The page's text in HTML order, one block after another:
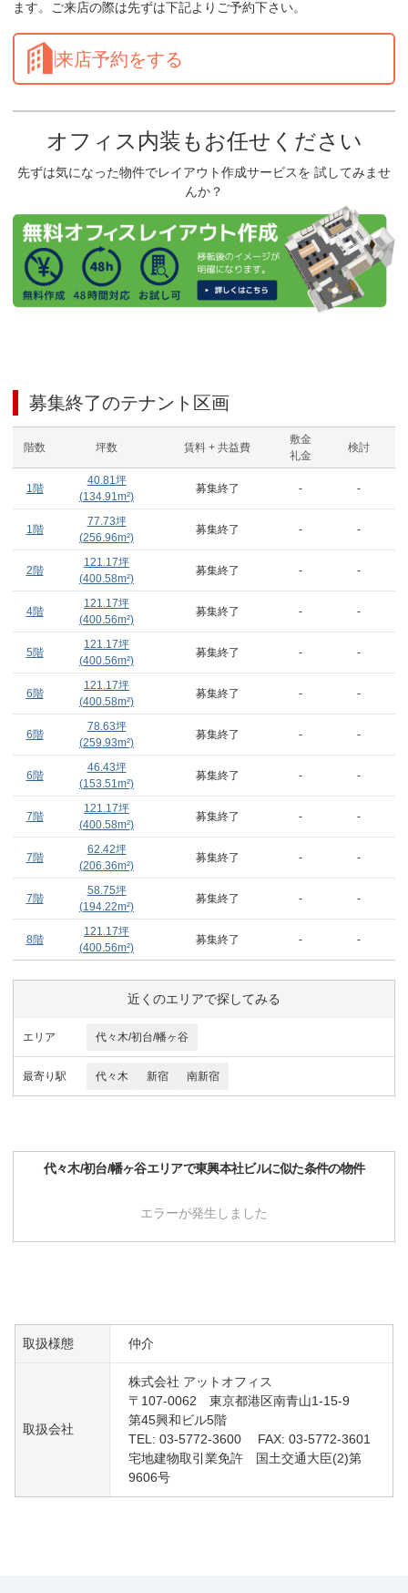
ます。ご来店の際は先ずは下記よりご予約下さい。
来店予約をする
オフィス内装もお任せください
先ずは気になった物件でレイアウト作成サービスを 試してみませ
んか？
募集終了のテナント区画
階数 坪数 賃料 + 共益費
敷金
礼金
検討
1階
40.81坪
(134.91m²)
募集終了 - -
1階
77.73坪
(256.96m²)
募集終了 - -
2階
121.17坪
(400.58m²)
募集終了 - -
4階
121.17坪
(400.56m²)
募集終了 - -
5階
121.17坪
(400.56m²)
募集終了 - -
6階
121.17坪
(400.58m²)
募集終了 - -
6階
78.63坪
(259.93m²)
募集終了 - -
6階
46.43坪
(153.51m²)
募集終了 - -
7階
121.17坪
(400.58m²)
募集終了 - -
7階
62.42坪
(206.36m²)
募集終了 - -
7階
58.75坪
(194.22m²)
募集終了 - -
8階
121.17坪
(400.56m²)
募集終了 - -
近くのエリアで探してみる
エリア 代々木/初台/幡ヶ谷
最寄り駅 代々木 新宿 南新宿
代々木/初台/幡ヶ谷エリアで東興本社ビルに似た条件の物件
エラーが発生しました
取扱様態 仲介
取扱会社
株式会社 アットオフィス
〒107-0062 東京都港区南青山1-15-9
第45興和ビル5階
TEL: 03-5772-3600 FAX: 03-5772-3601
宅地建物取引業免許 国土交通大臣(2)第
9606号